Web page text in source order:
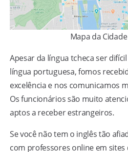
Mapa da
Apesar da língua tcheca ser
língua portuguesa, fomos
excelência e nos comunicamos
Os funcionários são muito
aptos a receber estrangeiros.
Se você não tem o inglês tão
com professores online em sites